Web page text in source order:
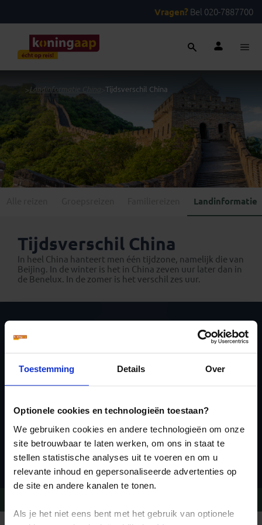
Toestemming Details Over
Optionele cookies en technologieën toestaan?
We gebruiken cookies en andere technologieën om onze
site betrouwbaar te laten werken, om ons in staat te
stellen statistische analyses uit te voeren en om u
relevante inhoud en gepersonaliseerde advertenties op
de site en andere kanalen te tonen.
Als je het niet eens bent met het gebruik van optionele
Vragen? Bel 020-7887700
> Landinformatie China Tijdsverschil China
Landinformatie
Tijdsverschil China
In heel China hanteert men één tijdzone, namelijk die van
Beijing. In de winter is het in China zeven uur later dan in
de Benelux. In de zomer is het verschil zes uur.
Schrijf je in voor de
nieuwsbrief
Inschrijven